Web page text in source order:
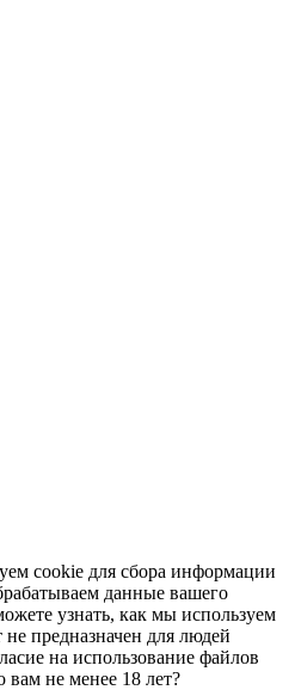
cookie для сбора информации
данные вашего
узнать, как мы используем
предназначен для людей
на использование файлов
вам не менее 18 лет?